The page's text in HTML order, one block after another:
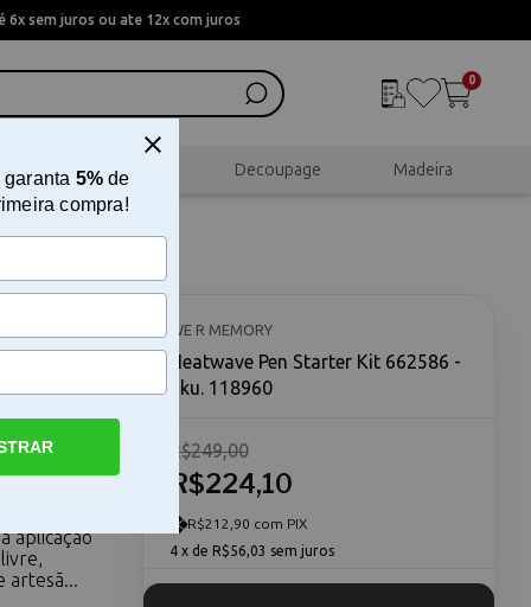
6x sem juros ou ate 12x com juros
0
Scrapbook Decoupage Madeira
O
Keepers é
aplicação
artesã...
WE R MEMORY
Heatwave Pen Starter Kit 662586 -
Sku. 118960
R$224,10
R$249,00
R$212,90 com PIX
4 x de R$56,03 sem juros
garanta 5%de
compra!